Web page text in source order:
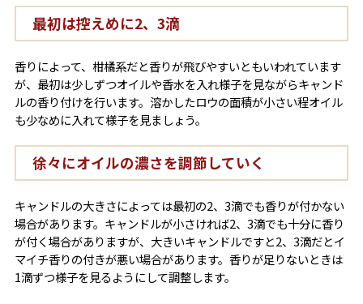
最初は控えめに2、3滴
香りによって、柑橘系だと香りが飛びやすいともいわれています
が、最初は少しずつオイルや香水を入れ様子を見ながらキャンド
ルの香り付けを行います。溶かしたロウの面積が小さい程オイル
も少なめに入れて様子を見ましょう。
徐々にオイルの濃さを調節していく
キャンドルの大きさによっては最初の2、3滴でも香りが付かない
場合があります。キャンドルが小さければ2、3滴でも十分に香り
が付く場合がありますが、大きいキャンドルですと2、3滴だとイ
マイチ香りの付きが悪い場合があります。香りが足りないときは
1滴ずつ様子を見るようにして調整します。